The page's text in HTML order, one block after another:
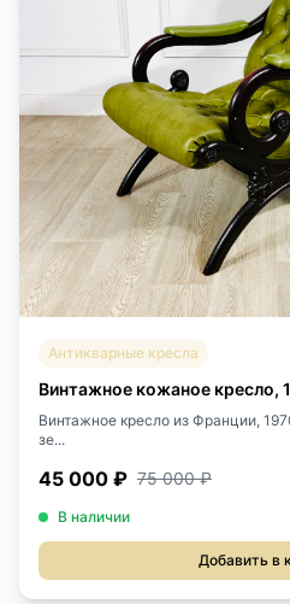
Антикварные кресла
Винтажное кожаное кресло,
Винтажное кресло из Франции,
зе...
45 000 ₽ 75 000 ₽
В наличии
Добавить в